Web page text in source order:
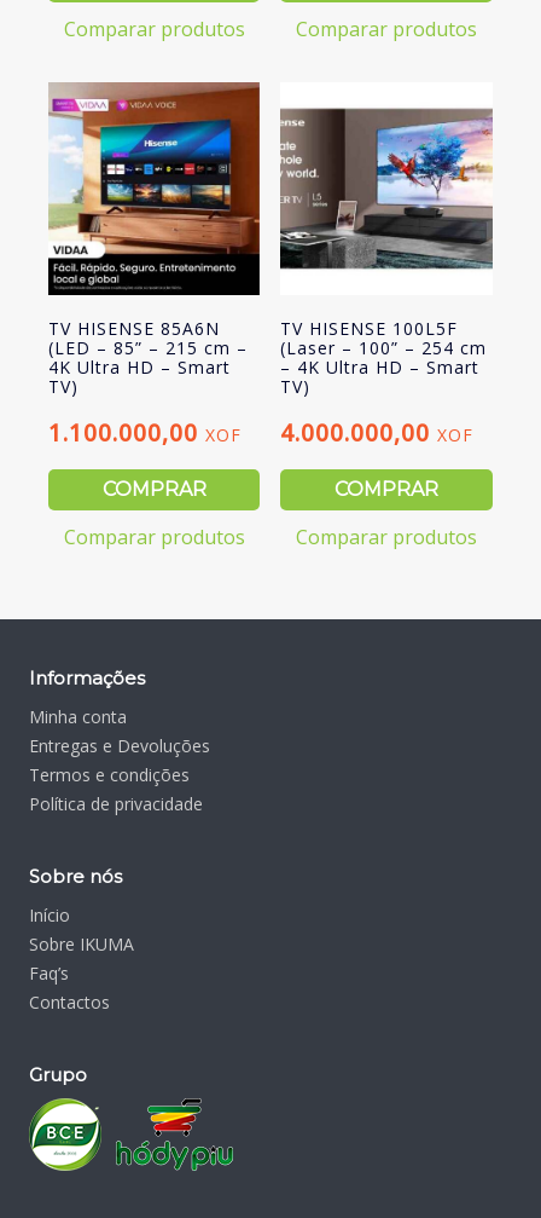
Comparar produtos Comparar produtos
TV HISENSE 85A6N
(LED – 85” – 215 cm –
4K Ultra HD – Smart
TV)
1.100.000,00 XOF
COMPRAR
Comparar produtos
TV HISENSE 100L5F
(Laser – 100” – 254 cm
– 4K Ultra HD – Smart
TV)
4.000.000,00XOF
COMPRAR
Comparar produtos
Informações
Minha conta
Entregas e Devoluções
Termos e condições
Política de privacidade
Sobre nós
Início
Sobre IKUMA
Faq’s
Contactos
Grupo